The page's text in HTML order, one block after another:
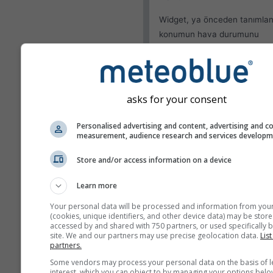
Widget, ya önceden
konumun hava durumunu
eden her bir ziyaretçinin
algılamayı deneyebilir.
Mevcut konumu
asks for your consent
Personalised advertising and content, advertising and
measurement, audience research and services
Store and/or access information on a device
Learn more
Your personal data will be processed and information from
(cookies, unique identifiers, and other device data) may be
accessed by and shared with 750 partners, or used specifically
site. We and our partners may use precise geolocation data.
partners.
Some vendors may process your personal data on the basis of